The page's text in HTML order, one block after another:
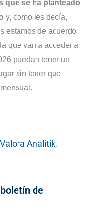
que se ha planteado
y, como les decía,
estamos de acuerdo
que van a acceder a
puedan tener un
sin tener que
Analitik,
de